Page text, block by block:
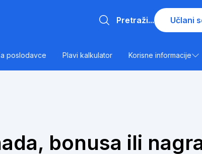
Učlani
poslodavce Plavi kalkulator Korisne informacije
bonusa ili